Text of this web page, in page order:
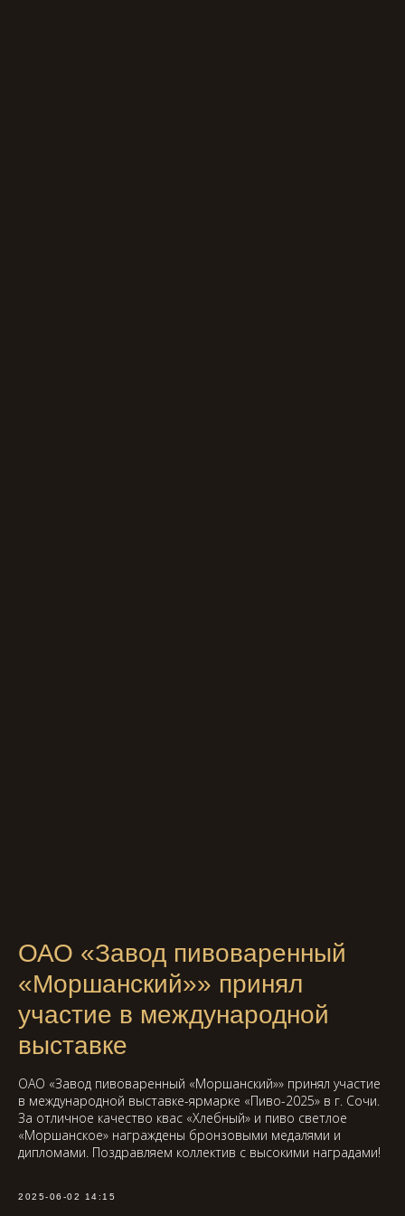
ОАО «Завод пивоваренный
«Моршанский»» принял
участие в международной
выставке
ОАО «Завод пивоваренный «Моршанский»» принял участие
в международной выставке-ярмарке «Пиво-2025» в г. Сочи.
За отличное качество квас «Хлебный» и пиво светлое
«Моршанское» награждены бронзовыми медалями и
дипломами. Поздравляем коллектив с высокими наградами!
2025-06-02 14:15